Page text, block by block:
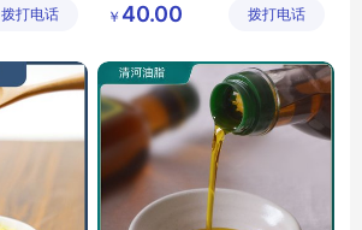
限公司
拨打电话
正宗稻米油
限公司
￥ 40.00 拨打电话